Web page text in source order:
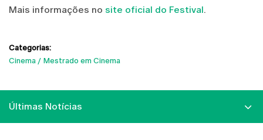
Mais informações no site oficial do Festival.
Categorias:
Cinema
Mestrado em Cinema
Últimas Notícias